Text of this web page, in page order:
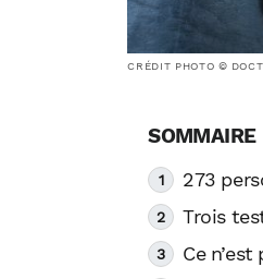
CRÉDIT PHOTO ©
273
Trois
Ce